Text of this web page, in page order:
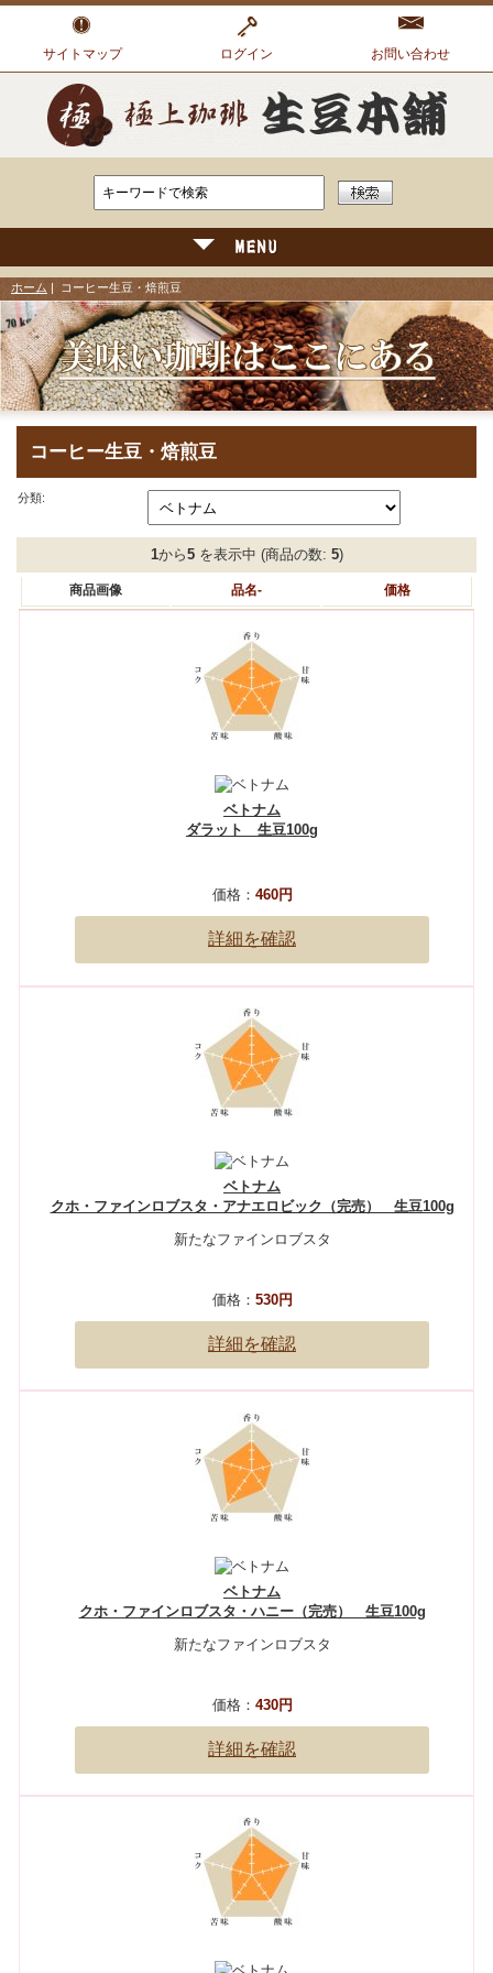
サイトマップ ログイン お問い合わせ
ホーム | コーヒー生豆・焙煎豆
コーヒー生豆・焙煎豆
分類:
1から5を表示中 (商品の数: 5)
商品画像 品名- 価格
ベトナム
ダラット 生豆100g
価格： 460円
詳細を確認
ベトナム
クホ・ファインロブスタ・アナエロビック（完売） 生豆100g
新たなファインロブスタ
価格： 530円
詳細を確認
ベトナム
クホ・ファインロブスタ・ハニー（完売） 生豆100g
新たなファインロブスタ
価格： 430円
詳細を確認